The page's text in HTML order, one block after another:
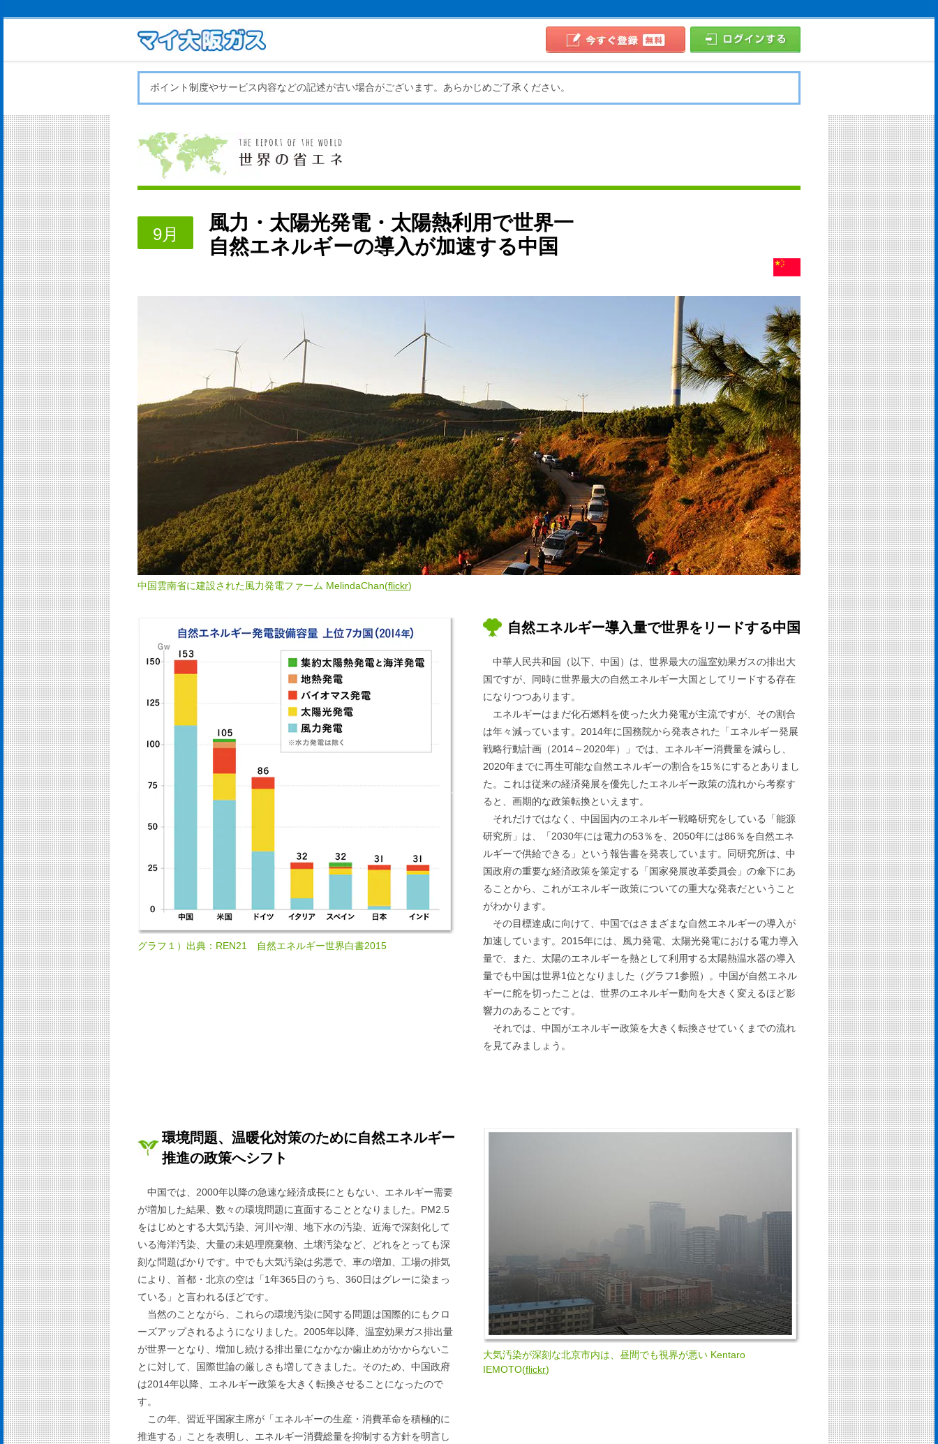
ポイント制度やサービス内容などの記述が古い場合がございます。あらかじめご了承ください。
9月
風力・太陽光発電・太陽熱利用で世界一
自然エネルギーの導入が加速する中国
中国雲南省に建設された風力発電ファーム MelindaChan(flickr)
グラフ１）出典：REN21 自然エネルギー世界白書2015
自然エネルギー導入量で世界をリードする中国
中華人民共和国（以下、中国）は、世界最大の温室効果ガスの排出大
国ですが、同時に世界最大の自然エネルギー大国としてリードする存在
になりつつあります。
エネルギーはまだ化石燃料を使った火力発電が主流ですが、その割合
は年々減っています。2014年に国務院から発表された「エネルギー発展
戦略行動計画（2014～2020年）」では、エネルギー消費量を減らし、
2020年までに再生可能な自然エネルギーの割合を15％にするとありまし
た。これは従来の経済発展を優先したエネルギー政策の流れから考察す
ると、画期的な政策転換といえます。
それだけではなく、中国国内のエネルギー戦略研究をしている「能源
研究所」は、「2030年には電力の53％を、2050年には86％を自然エネ
ルギーで供給できる」という報告書を発表しています。同研究所は、中
国政府の重要な経済政策を策定する「国家発展改革委員会」の傘下にあ
ることから、これがエネルギー政策についての重大な発表だということ
がわかります。
その目標達成に向けて、中国ではさまざまな自然エネルギーの導入が
加速しています。2015年には、風力発電、太陽光発電における電力導入
量で、また、太陽のエネルギーを熱として利用する太陽熱温水器の導入
量でも中国は世界1位となりました（グラフ1参照）。中国が自然エネル
ギーに舵を切ったことは、世界のエネルギー動向を大きく変えるほど影
響力のあることです。
それでは、中国がエネルギー政策を大きく転換させていくまでの流れ
を見てみましょう。
環境問題、温暖化対策のために自然エネルギー
推進の政策へシフト
中国では、2000年以降の急速な経済成長にともない、エネルギー需要
が増加した結果、数々の環境問題に直面することとなりました。PM2.5
をはじめとする大気汚染、河川や湖、地下水の汚染、近海で深刻化して
いる海洋汚染、大量の未処理廃棄物、土壌汚染など、どれをとっても深
刻な問題ばかりです。中でも大気汚染は劣悪で、車の増加、工場の排気
により、首都・北京の空は「1年365日のうち、360日はグレーに染まっ
ている」と言われるほどです。
当然のことながら、これらの環境汚染に関する問題は国際的にもクロ
ーズアップされるようになりました。2005年以降、温室効果ガス排出量
が世界一となり、増加し続ける排出量になかなか歯止めがかからないこ
とに対して、国際世論の厳しさも増してきました。そのため、中国政府
は2014年以降、エネルギー政策を大きく転換させることになったので
す。
この年、習近平国家主席が「エネルギーの生産・消費革命を積極的に
推進する」ことを表明し、エネルギー消費総量を抑制する方針を明言し
大気汚染が深刻な北京市内は、昼間でも視界が悪い Kentaro
IEMOTO(flickr)